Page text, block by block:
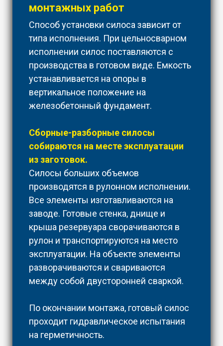
монтажных работ
Способ установки силоса зависит от
типа исполнения. При цельносварном
исполнении силос поставляются с
производства в готовом виде. Емкость
устанавливается на опоры в
вертикальное положение на
железобетонный фундамент.
Сборные-разборные силосы
собираются на месте эксплуатации
из заготовок.
Силосы больших объемов
производятся в рулонном исполнении.
Все элементы изготавливаются на
заводе. Готовые стенка, днище и
крыша резервуара сворачиваются в
рулон и транспортируются на место
эксплуатации. На объекте элементы
разворачиваются и свариваются
между собой двусторонней сваркой.
По окончании монтажа, готовый силос
проходит гидравлическое испытания
на герметичность.